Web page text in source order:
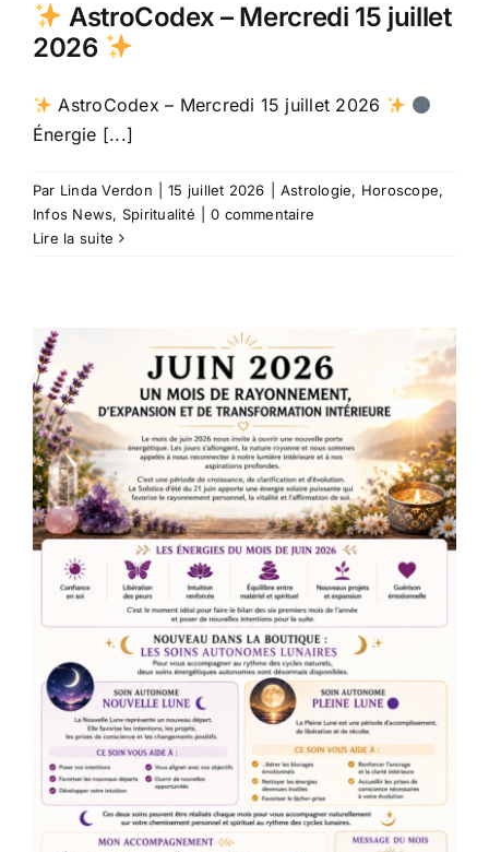
AstroCodex – Mercredi 15 juillet
2026
AstroCodex – Mercredi 15 juillet 2026
Énergie [...]
Par Linda Verdon 15 juillet 2026 Astrologie, Horoscope,
Infos News, Spiritualité
0 commentaire
Lire la suite